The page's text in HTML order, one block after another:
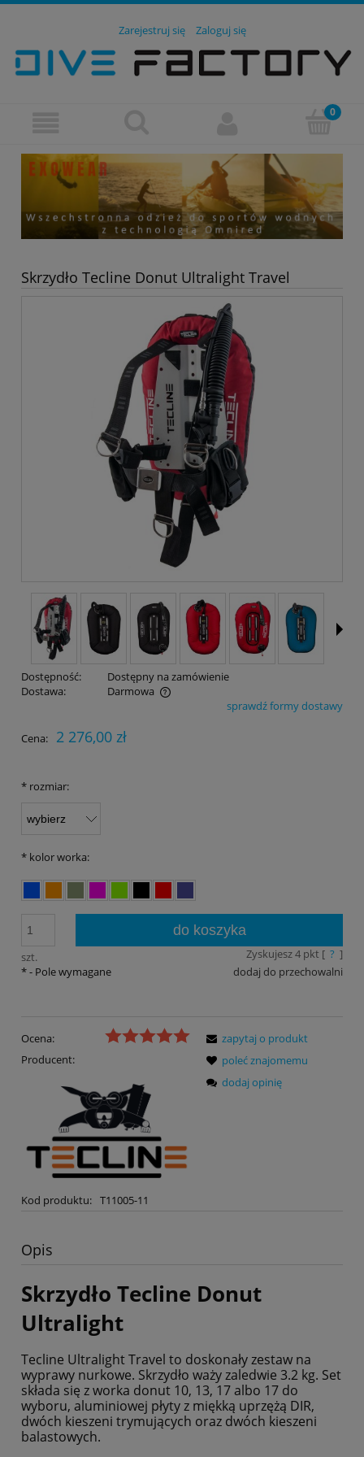
Zarejestruj się Zaloguj się
Skrzydło Tecline Donut Ultralight Travel
Dostępność:
Dostępny na zamówienie
Dostawa:
Darmowa
Cena nie zawiera ewentualnych kosztów płatnościsprawdź formy dostawy
Cena: 2 276,00 zł
* rozmiar:
* kolor worka:
szt.
do koszyka
Zyskujesz4pkt [ ? ]
dodaj do przechowalni
*- Pole wymagane
Ocena:
Producent:
Kod produktu: T11005-11
zapytaj o produkt
poleć znajomemu
dodaj opinię
Opis
Skrzydło Tecline Donut
Ultralight
Tecline Ultralight Travel to doskonały zestaw na
wyprawy nurkowe. Skrzydło waży zaledwie 3.2 kg. Set
składa się z worka donut 10, 13, 17 albo 17 do
wyboru, aluminiowej płyty z miękką uprzężą DIR,
dwóch kieszeni trymujących oraz dwóch kieszeni
balastowych.